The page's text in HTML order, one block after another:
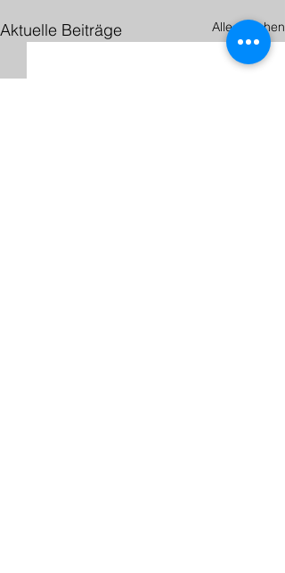
Aktuelle Beiträge Alle ansehen